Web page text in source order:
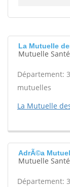
La Mutuelle
Mutuelle
Département:
mutuelles
La Mutuelle
AdrÃ©a
Mutuelle
Département: